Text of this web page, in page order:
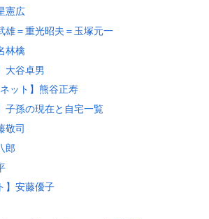
憲広
雄＝重光昭夫＝玉塚元一
林檎
大谷卓男
ット】熊谷正寿
子孫の現在と自宅一覧
敬司
郎
】安藤優子